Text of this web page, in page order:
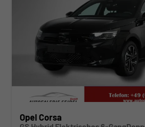
Opel Corsa